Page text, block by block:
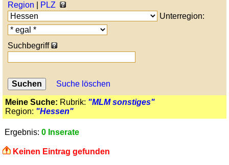
Region
PLZ
Unterregion:
Suchbegriff
Suche löschen
Meine Suche: Rubrik: "MLM sonstiges"
Region: "Hessen"
Ergebnis: 0 Inserate
Keinen Eintrag gefunden